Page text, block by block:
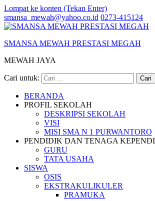
Lompat ke konten (Tekan Enter)
smansa_mewah@yahoo.co.id 0273-415124
SMANSA MEWAH PRESTASI MEGAH
MEWAH JAYA
Cari untuk:
BERANDA
PROFIL SEKOLAH
DESKRIPSI SEKOLAH
VISI
MISI SMA N 1 PURWANTORO
PENDIDIK DAN TENAGA
GURU
TATA USAHA
SISWA
OSIS
EKSTRAKULIKULER
PRAMUKA